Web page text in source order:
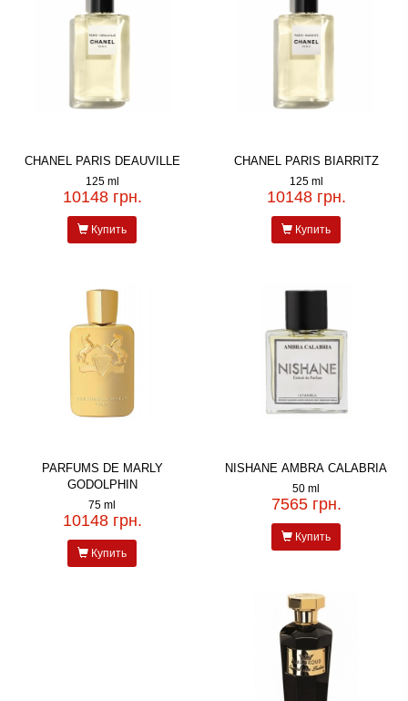
CHANEL PARIS DEAUVILLE
125 ml
10148 грн.
Купить
CHANEL PARIS BIARRITZ
125 ml
10148 грн.
Купить
PARFUMS DE MARLY
GODOLPHIN
75 ml
10148 грн.
Купить
NISHANE AMBRA CALABRIA
50 ml
7565 грн.
Купить